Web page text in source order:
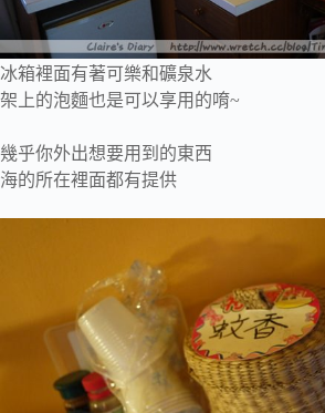
冰箱裡面有著可樂和礦泉水
架上的泡麵也是可以享用的唷~
幾乎你外出想要用到的東西
海的所在裡面都有提供